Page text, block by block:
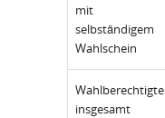
mit
selbständigem
Wahlschein
Wahlberechtigte
insgesamt